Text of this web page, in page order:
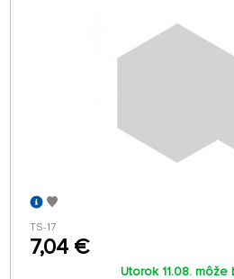
TS-17
7,04 €
Utorok 11.08. môže